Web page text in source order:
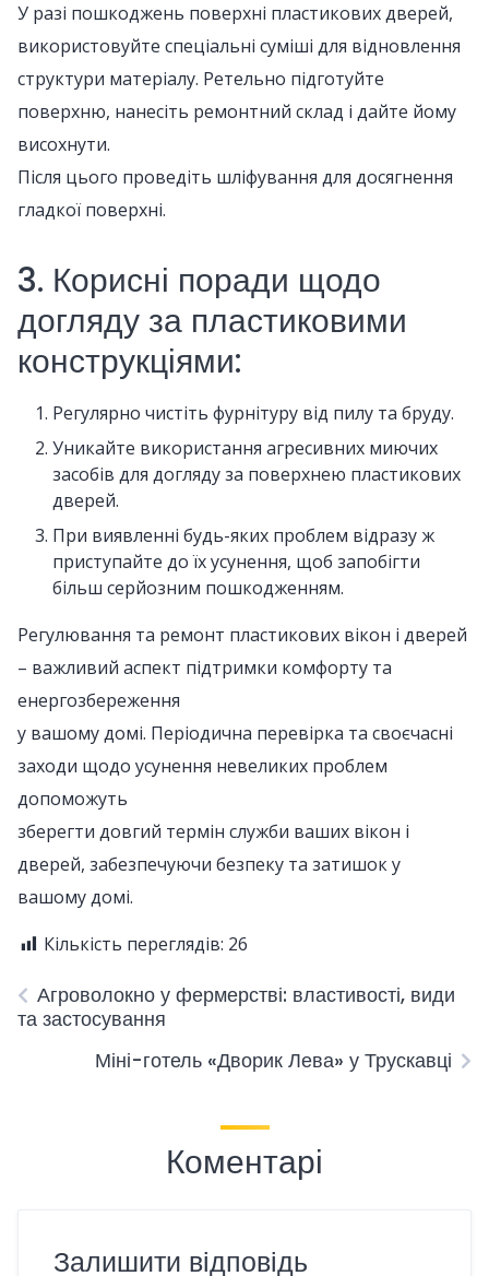
У разі пошкоджень поверхні пластикових дверей,
використовуйте спеціальні суміші для відновлення
структури матеріалу. Ретельно підготуйте
поверхню, нанесіть ремонтний склад і дайте йому
висохнути.
Після цього проведіть шліфування для досягнення
гладкої поверхні.
3. Корисні поради щодо
догляду за пластиковими
конструкціями:
Регулярно чистіть фурнітуру від пилу та бруду.
Уникайте використання агресивних миючих
засобів для догляду за поверхнею пластикових
дверей.
При виявленні будь-яких проблем відразу ж
приступайте до їх усунення, щоб запобігти
більш серйозним пошкодженням.
Регулювання та ремонт пластикових вікон і дверей
– важливий аспект підтримки комфорту та
енергозбереження
у вашому домі. Періодична перевірка та своєчасні
заходи щодо усунення невеликих проблем
допоможуть
зберегти довгий термін служби ваших вікон і
дверей, забезпечуючи безпеку та затишок у
вашому домі.
Кількість переглядів: 26
Агроволокно у фермерстві: властивості, види
та застосування
Міні-готель «Дворик Лева» у Трускавці
Коментарі
Залишити відповідь